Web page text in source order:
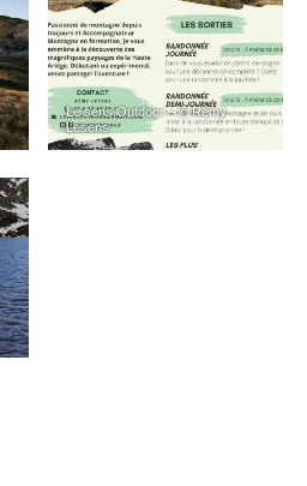
Le sens Outdoor – © Rémy
Lesens